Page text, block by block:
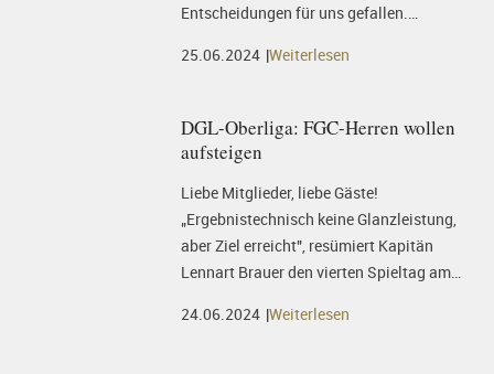
Entscheidungen für uns gefallen.…
25.06.2024 Weiterlesen
DGL-Oberliga: FGC-Herren wollen
aufsteigen
Liebe Mitglieder, liebe Gäste!
„Ergebnistechnisch keine Glanzleistung,
aber Ziel erreicht", resümiert Kapitän
Lennart Brauer den vierten Spieltag am…
24.06.2024 Weiterlesen